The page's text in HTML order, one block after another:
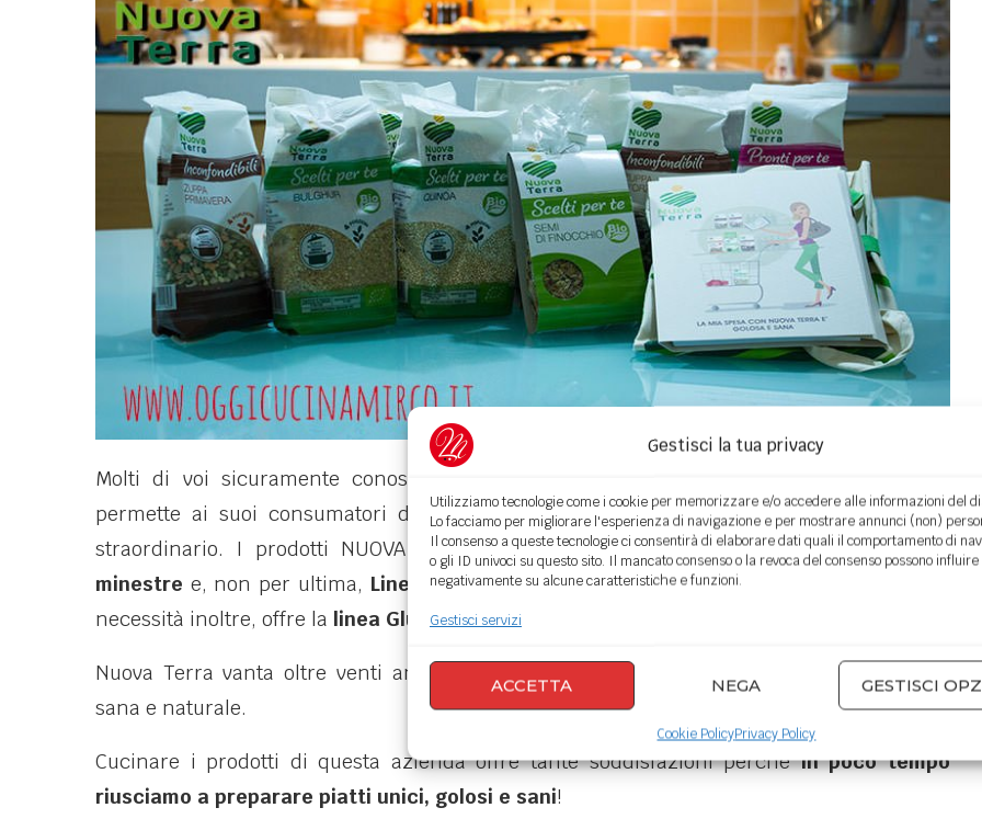
Gestisci la tua privacy
Utilizziamo tecnologie come i cookie per memorizzare e/o accedere alle informazioni del
Lo facciamo per migliorare l'esperienza di navigazione e per mostrare annunci (non)
Il consenso a queste tecnologie ci consentirà di elaborare dati quali il comportamento di
o gli ID univoci su questo sito. Il mancato consenso o la revoca del consenso possono influire
negativamente su alcune caratteristiche e funzioni.
Gestisci servizi
ACCETTA NEGA GESTISCI
Cookie PolicyPrivacy Policy
Molti di voi sicuramente conoscono questa grande azienda fiorentina che, dal 1989
permette ai suoi consumatori di seguire un’alimentazione naturale offrendo un gusto
straordinario. I prodotti NUOVA TERRA vanno daicerealiailegumi, dallezuppealle
minestre e, non per ultima, LineaBio, dedicata ad uno stile di vita sostenibile. Per chi ha
necessità inoltre, offre la linea Gluten Free.
Nuova Terra vanta oltre venti anni di esperienza, tradizione e gusto nell’alimentazione
sana e naturale.
Cucinare i prodotti di questa azienda offre tante soddisfazioni perchéin poco tempo
riusciamo a preparare piatti unici, golosi e sani!